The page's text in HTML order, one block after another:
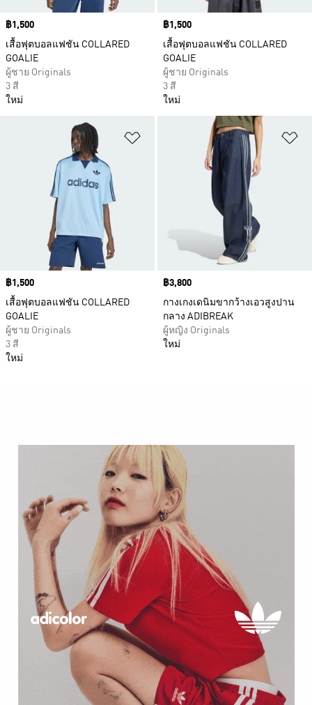
Price
฿1,500
เสื้อฟุตบอลแฟชัน COLLARED
GOALIE
ผู้ชาย Originals
3 สี
ใหม่
Price
฿1,500
เสื้อฟุตบอลแฟชัน COLLARED
GOALIE
ผู้ชาย Originals
3 สี
ใหม่
เพิ่มไปยังรายการสินค้าโปรด
Price
฿1,500
เสื้อฟุตบอลแฟชัน COLLARED
GOALIE
ผู้ชาย Originals
3 สี
ใหม่
Price
฿3,800
กางเกงเดนิมขากว้างเอวสูงปาน
กลาง ADIBREAK
ผู้หญิง Originals
ใหม่